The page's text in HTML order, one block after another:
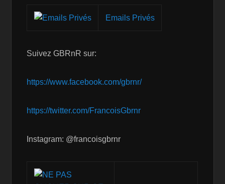
Emails Privés
Suivez GBRnR sur:
https://www.facebook.com/gbrnr/
https://twitter.com/FrancoisGbrnr
Instagram: @francoisgbrnr